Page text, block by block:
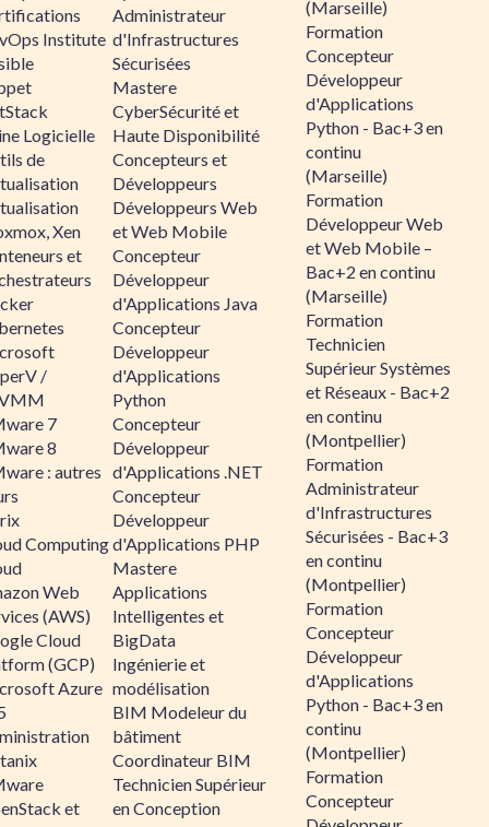
Institute
Logicielle
de
Xen
et
/
7
8
: autres
Computing
Web
(AWS)
Cloud
(GCP)
Azure
et
Administrateur
d'Infrastructures
Sécurisées
Mastere
CyberSécurité et
Haute Disponibilité
Concepteurs et
Développeurs
Développeurs Web
et Web Mobile
Concepteur
Développeur
d'Applications Java
Concepteur
Développeur
d'Applications
Python
Concepteur
Développeur
d'Applications .NET
Concepteur
Développeur
d'Applications PHP
Mastere
Applications
Intelligentes et
BigData
Ingénierie et
modélisation
BIM Modeleur du
bâtiment
Coordinateur BIM
Technicien Supérieur
en Conception
(Marseille)
Formation
Concepteur
Développeur
d'Applications
Python - Bac+3 en
continu
(Marseille)
Formation
Développeur Web
et Web Mobile –
Bac+2 en continu
(Marseille)
Formation
Technicien
Supérieur Systèmes
et Réseaux - Bac+2
en continu
(Montpellier)
Formation
Administrateur
d'Infrastructures
Sécurisées - Bac+3
en continu
(Montpellier)
Formation
Concepteur
Développeur
d'Applications
Python - Bac+3 en
continu
(Montpellier)
Formation
Concepteur